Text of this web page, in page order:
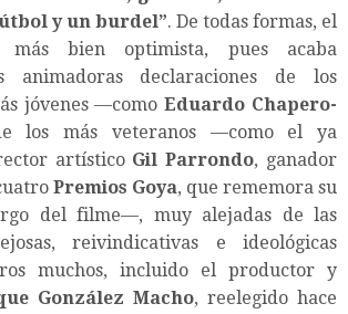
y un burdel”. De todas formas, el
bien optimista, pues acaba
animadoras declaraciones de los
jóvenes —comoEduardo Chapero-
los más veteranos —como el ya
artístico Gil Parrondo, ganador
Premios Goya, que rememora su
del filme—, muy alejadas de las
reivindicativas e ideológicas
muchos, incluido el productor y
González Macho, reelegido hace